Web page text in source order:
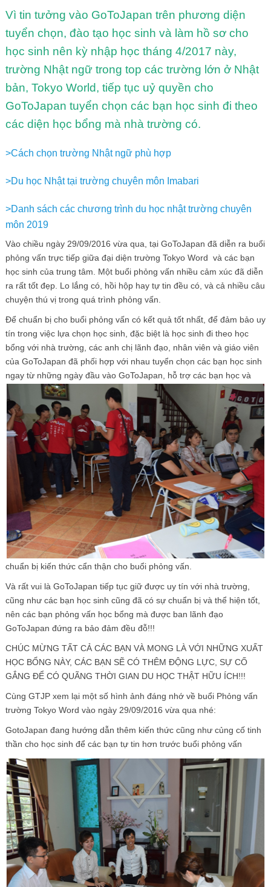
Vì tin tưởng vào GoToJapan trên phương diện
tuyển chọn, đào tạo học sinh và làm hồ sơ cho
học sinh nên kỳ nhập học tháng 4/2017 này,
trường Nhật ngữ trong top các trường lớn ở Nhật
bản, Tokyo World, tiếp tục uỷ quyền cho
GoToJapan tuyển chọn các bạn học sinh đi theo
các diện học bổng mà nhà trường có.
>Cách chọn trường Nhật ngữ phù hợp
>Du học Nhật tại trường chuyên môn Imabari
>Danh sách các chương trình du học nhật trường chuyên
môn 2019
Vào chiều ngày 29/09/2016 vừa qua, tại GoToJapan đã diễn ra buổi
phỏng vấn trực tiếp giữa đại diện trường Tokyo Word và các bạn
học sinh của trung tâm. Một buổi phỏng vấn nhiều cảm xúc đã diễn
ra rất tốt đẹp. Lo lắng có, hồi hộp hay tự tin đều có, và cả nhiều câu
chuyện thú vị trong quá trình phỏng vấn.
Để chuẩn bị cho buổi phỏng vấn có kết quả tốt nhất, để đảm bảo uy
tín trong việc lựa chọn học sinh, đặc biệt là học sinh đi theo học
bổng với nhà trường, các anh chị lãnh đạo, nhân viên và giáo viên
của GoToJapan đã phối hợp với nhau tuyển chọn các bạn học sinh
ngay từ những ngày đầu vào GoToJapan, hỗ trợ các bạn học và
chuẩn bị kiến thức cẩn thận cho buổi phỏng vấn.
Và rất vui là GoToJapan tiếp tục giữ được uy tín với nhà trường,
cũng như các bạn học sinh cũng đã có sự chuẩn bị và thể hiện tốt,
nên các bạn phỏng vấn học bổng mà được ban lãnh đạo
GoToJapan đứng ra bảo đảm đều đỗ!!!
CHÚC MỪNG TẤT CẢ CÁC BẠN VÀ MONG LÀ VỚI NHỮNG XUẤT
HỌC BỔNG NÀY, CÁC BẠN SẼ CÓ THÊM ĐỘNG LỰC, SỰ CỐ
GẮNG ĐỂ CÓ QUÃNG THỜI GIAN DU HỌC THẬT HỮU ÍCH!!!
Cùng GTJP xem lại một số hình ảnh đáng nhớ về buổi Phỏng vấn
trường Tokyo Word vào ngày 29/09/2016 vừa qua nhé:
GotoJapan đang hướng dẫn thêm kiến thức cũng như củng cố tinh
thần cho học sinh để các bạn tự tin hơn trước buổi phỏng vấn